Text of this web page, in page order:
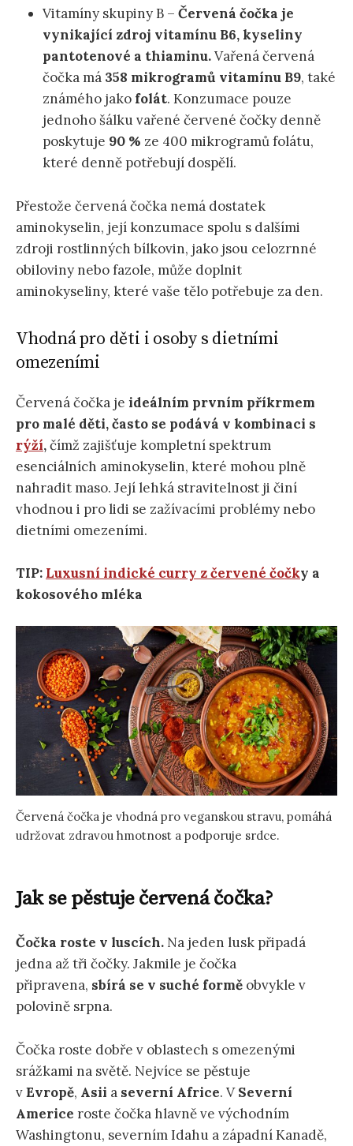
Vitamíny skupiny B – Červená čočka je
vynikající zdroj vitamínu B6, kyseliny
pantotenové a thiaminu.Vařená červená
čočka má 358 mikrogramů vitamínu B9, také
známého jako folát. Konzumace pouze
jednoho šálku vařené červené čočky denně
poskytuje 90 % ze 400 mikrogramů folátu,
které denně potřebují dospělí.
Přestože červená čočka nemá dostatek
aminokyselin, její konzumace spolu s dalšími
zdroji rostlinných bílkovin, jako jsou celozrnné
obiloviny nebo fazole, může doplnit
aminokyseliny, které vaše tělo potřebuje za den.
Vhodná pro děti i osoby s dietními
omezeními
Červená čočka je ideálním prvním příkrmem
pro malé děti, často se podává v kombinaci s
rýží,čímž zajišťuje kompletní spektrum
esenciálních aminokyselin, které mohou plně
nahradit maso. Její lehká stravitelnost ji činí
vhodnou i pro lidi se zažívacími problémy nebo
dietními omezeními.
TIP: Luxusní indické curry z červené čočky a
kokosového mléka
Červená čočka je vhodná pro veganskou stravu, pomáhá
udržovat zdravou hmotnost a podporuje srdce.
Jak se pěstuje červená čočka?
Čočka roste v luscích. Na jeden lusk připadá
jedna až tři čočky. Jakmile je čočka
připravena, sbírá se v suché formě obvykle v
polovině srpna.
Čočka roste dobře v oblastech s omezenými
srážkami na světě. Nejvíce se pěstuje
vEvropě, Asii a severní Africe. VSeverní
Americe roste čočka hlavně ve východním
Washingtonu, severním Idahu a západní Kanadě,